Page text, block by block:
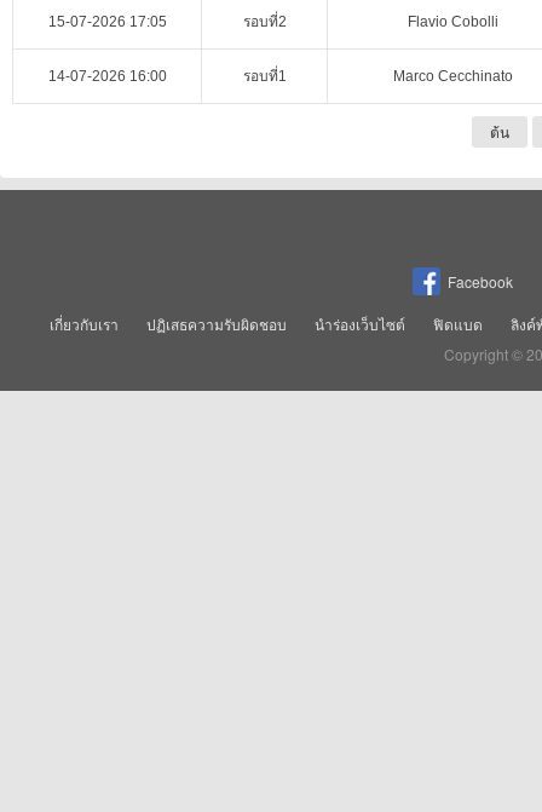
15-07-2026 17:05 รอบที่2 Flavio Cobolli
14-07-2026 16:00 รอบที่1 Marco Cecchinato
ต้น
Facebook
เกี่ยวกับเรา ปฏิเสธความรับผิดชอบ นำร่องเว็บไซต์ ฟิดแบด
ลิงค์
Copyright ©